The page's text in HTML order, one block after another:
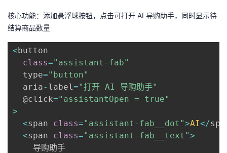
核心功能：添加悬浮球按钮，点击可打开 AI 导购助手，同时显示待
结算商品数量
<button
class="assistant-fab"
  type
="button"
  aria
- label="打开 AI 导购助手"
  @click
="assistantOpen = true"
>
<span class="assistant-fab__dot">AI</
<span class="assistant-fab__text">
    导购助手